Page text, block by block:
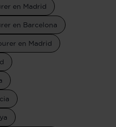
en Madrid
en Barcelona
en Madrid